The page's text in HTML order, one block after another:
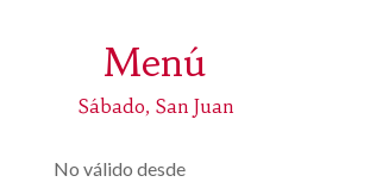
Menú
Sábado, San Juan
No válido desde